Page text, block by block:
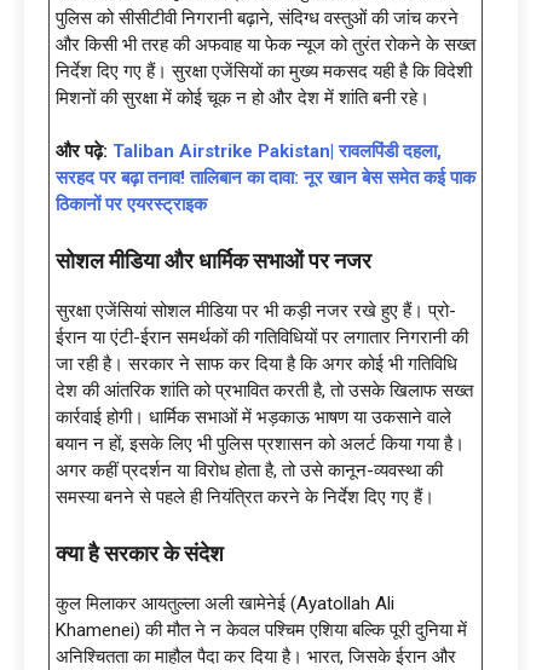
पुलिस को सीसीटीवी निगरानी बढ़ाने, संदिग्ध वस्तुओं की जांच करने
और किसी भी तरह की अफवाह या फेक न्यूज को तुरंत रोकने के सख्त
निर्देश दिए गए हैं। सुरक्षा एजेंसियों का मुख्य मकसद यही है कि विदेशी
मिशनों की सुरक्षा में कोई चूक न हो और देश में शांति बनी रहे।
और पढ़े: Taliban Airstrike Pakistan| रावलपिंडी दहला,
सरहद पर बढ़ा तनाव! तालिबान का दावा: नूर खान बेस समेत कई पाक
ठिकानों पर एयरस्ट्राइक
सोशल मीडिया और धार्मिक सभाओं पर नजर
सुरक्षा एजेंसियां सोशल मीडिया पर भी कड़ी नजर रखे हुए हैं। प्रो-
ईरान या एंटी-ईरान समर्थकों की गतिविधियों पर लगातार निगरानी की
जा रही है। सरकार ने साफ कर दिया है कि अगर कोई भी गतिविधि
देश की आंतरिक शांति को प्रभावित करती है, तो उसके खिलाफ सख्त
कार्रवाई होगी। धार्मिक सभाओं में भड़काऊ भाषण या उकसाने वाले
बयान न हों, इसके लिए भी पुलिस प्रशासन को अलर्ट किया गया है।
अगर कहीं प्रदर्शन या विरोध होता है, तो उसे कानून-व्यवस्था की
समस्या बनने से पहले ही नियंत्रित करने के निर्देश दिए गए हैं।
क्या है सरकार के संदेश
कुल मिलाकर आयतुल्ला अली खामेनेई (Ayatollah Ali
Khamenei) की मौत ने न केवल पश्चिम एशिया बल्कि पूरी दुनिया में
अनिश्चितता का माहौल पैदा कर दिया है। भारत, जिसके ईरान और